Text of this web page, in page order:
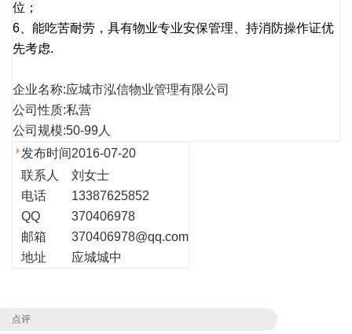
位；
6、能吃苦耐劳，具有物业专业安保管理、持消防操作证优
先考虑.
企业名称:应城市泓信物业管理有限公司
公司性质:私营
公司规模:50-99人
发布时间2016-07-20
联系人
刘女士
电话
13387625852
QQ
370406978
邮箱
370406978@qq.com
地址
应城城中
点评